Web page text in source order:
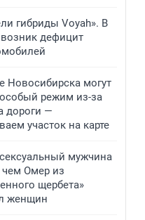
гибриды Voyah». В
дефицит
Новосибирска могут
режим из-за
дороги —
участок на карте
мужчина
чем Омер из
щербета»
женщин